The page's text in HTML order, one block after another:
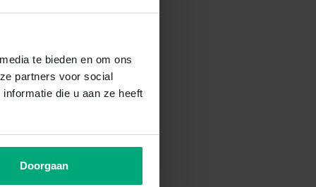
te bieden en om ons
partners voor social
die u aan ze heeft
Doorgaan